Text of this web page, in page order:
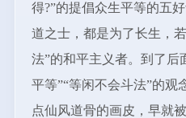
得?”的提倡众生平等的五
道之士，都是为了长生，
法”的和平主义者。到了后
平等”“等闲不会斗法”的观
点仙风道骨的画皮，早就